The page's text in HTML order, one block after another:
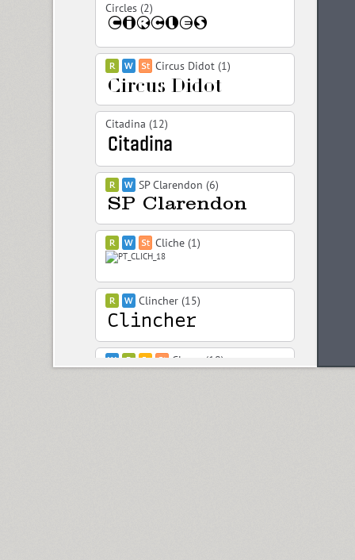
Circles (2)
Circus Didot (1)
Citadina (12)
SP Clarendon (6)
Cliche (1)
Clincher (15)
Closer (18)